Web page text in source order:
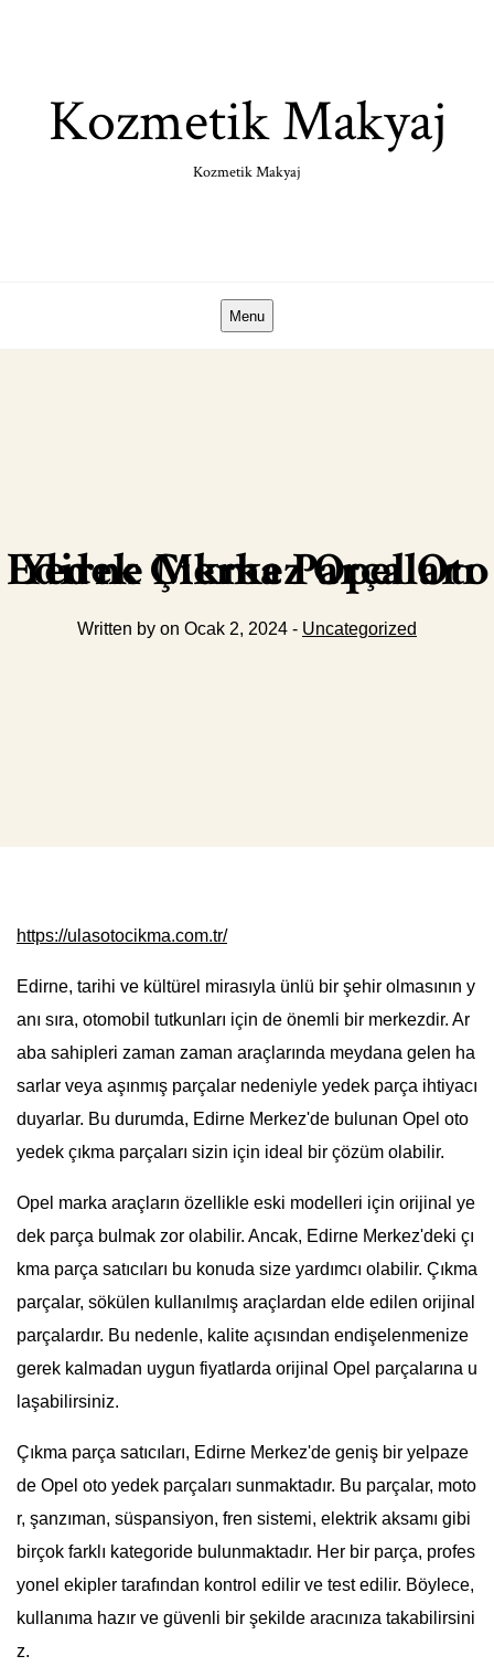
Kozmetik Makyaj
Kozmetik Makyaj
Menu
Edirne Merkez Opel Oto Yedek Çıkma Parçaları
Written by on Ocak 2, 2024 - Uncategorized
https://ulasotocikma.com.tr/
Edirne, tarihi ve kültürel mirasıyla ünlü bir şehir olmasının y
anı sıra, otomobil tutkunları için de önemli bir merkezdir. Ar
aba sahipleri zaman zaman araçlarında meydana gelen ha
sarlar veya aşınmış parçalar nedeniyle yedek parça ihtiyacı
duyarlar. Bu durumda, Edirne Merkez'de bulunan Opel oto
yedek çıkma parçaları sizin için ideal bir çözüm olabilir.
Opel marka araçların özellikle eski modelleri için orijinal ye
dek parça bulmak zor olabilir. Ancak, Edirne Merkez'deki çı
kma parça satıcıları bu konuda size yardımcı olabilir. Çıkma
parçalar, sökülen kullanılmış araçlardan elde edilen orijinal
parçalardır. Bu nedenle, kalite açısından endişelenmenize
gerek kalmadan uygun fiyatlarda orijinal Opel parçalarına u
laşabilirsiniz.
Çıkma parça satıcıları, Edirne Merkez'de geniş bir yelpaze
de Opel oto yedek parçaları sunmaktadır. Bu parçalar, moto
r, şanzıman, süspansiyon, fren sistemi, elektrik aksamı gibi
birçok farklı kategoride bulunmaktadır. Her bir parça, profes
yonel ekipler tarafından kontrol edilir ve test edilir. Böylece,
kullanıma hazır ve güvenli bir şekilde aracınıza takabilirsini
z.